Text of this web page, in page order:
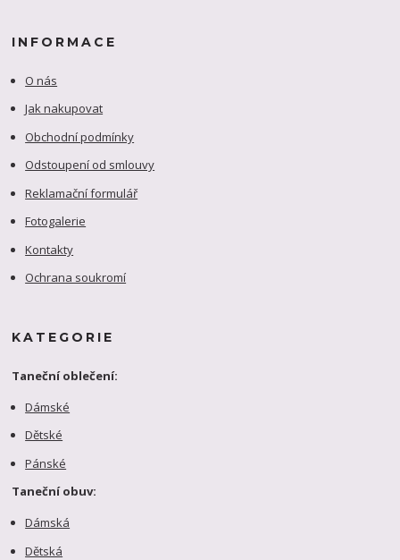
INFORMACE
O nás
Jak nakupovat
Obchodní podmínky
Odstoupení od smlouvy
Reklamační formulář
Fotogalerie
Kontakty
Ochrana soukromí
KATEGORIE
Taneční oblečení:
Dámské
Dětské
Pánské
Taneční obuv:
Dámská
Dětská